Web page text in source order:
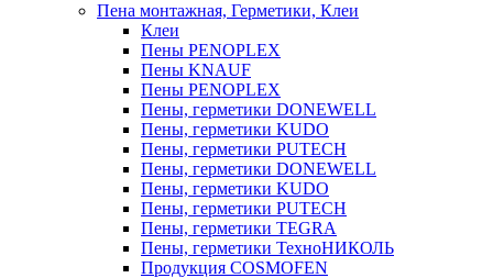
Пена монтажная, Герметики, Клеи
Клеи
Пены PENOPLEX
Пены KNAUF
Пены PENOPLEX
Пены, герметики DONEWELL
Пены, герметики KUDO
Пены, герметики PUTECH
Пены, герметики DONEWELL
Пены, герметики KUDO
Пены, герметики PUTECH
Пены, герметики TEGRA
Пены, герметики ТехноНИКОЛЬ
Продукция COSMOFEN